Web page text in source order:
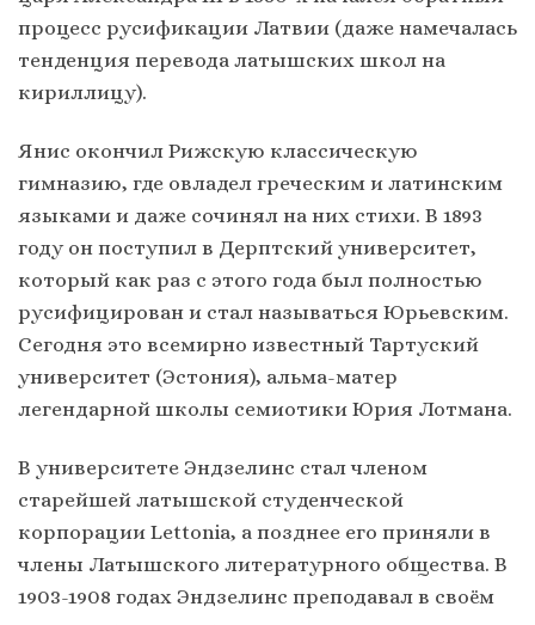
процесс русификации Латвии (даже намечалась
тенденция перевода латышских школ на
кириллицу).
Янис окончил Рижскую классическую
гимназию, где овладел греческим и латинским
языками и даже сочинял на них стихи. В 1893
году он поступил в Дерптский университет,
который как раз с этого года был полностью
русифицирован и стал называться Юрьевским.
Сегодня это всемирно известный Тартуский
университет (Эстония), альма-матер
легендарной школы семиотики Юрия Лотмана.
В университете Эндзелинс стал членом
старейшей латышской студенческой
корпорации Lettonia, а позднее его приняли в
члены Латышского литературного общества. В
1903-1908 годах Эндзелинс преподавал в своём